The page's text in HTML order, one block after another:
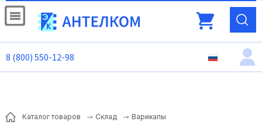
8 (800) 550-12-98
Каталог товаров Склад Варикапы